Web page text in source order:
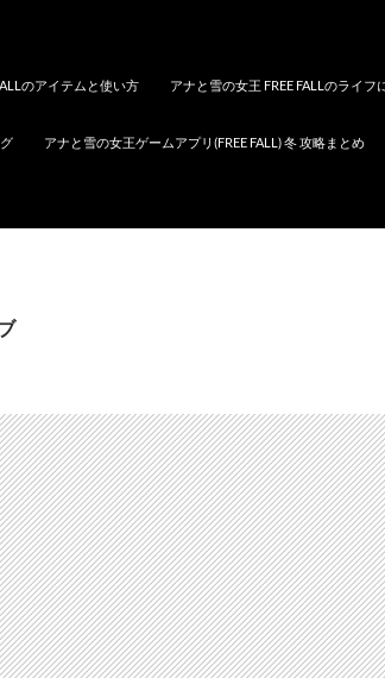
のアイテムと使い方 アナと雪の女王 FREE FALLのライフ
アナと雪の女王ゲームアプリ(FREE FALL) 冬 攻略まとめ